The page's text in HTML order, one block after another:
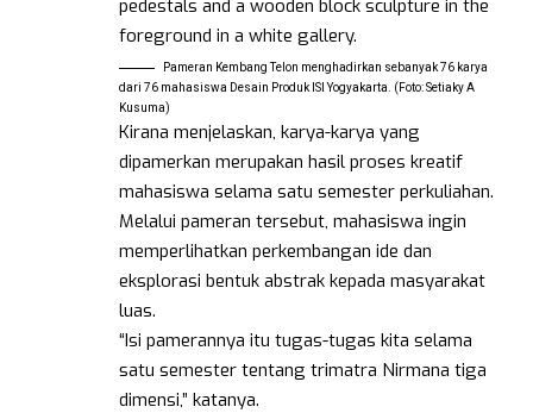
Pameran Kembang Telon menghadirkan sebanyak 76 karya
dari 76 mahasiswa Desain Produk ISI Yogyakarta. (Foto: Setiaky A
Kusuma)
Kirana menjelaskan, karya-karya yang
dipamerkan merupakan hasil proses kreatif
mahasiswa selama satu semester perkuliahan.
Melalui pameran tersebut, mahasiswa ingin
memperlihatkan perkembangan ide dan
eksplorasi bentuk abstrak kepada masyarakat
luas.
“Isi pamerannya itu tugas-tugas kita selama
satu semester tentang trimatra Nirmana tiga
dimensi,” katanya.